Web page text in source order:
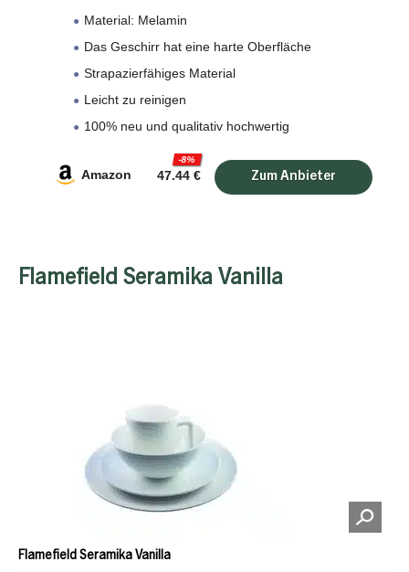
Material: Melamin
Das Geschirr hat eine harte Oberfläche
Strapazierfähiges Material
Leicht zu reinigen
100% neu und qualitativ hochwertig
Amazon 47.44 €
-8%
Flamefield Seramika Vanilla
Flamefield Seramika Vanilla